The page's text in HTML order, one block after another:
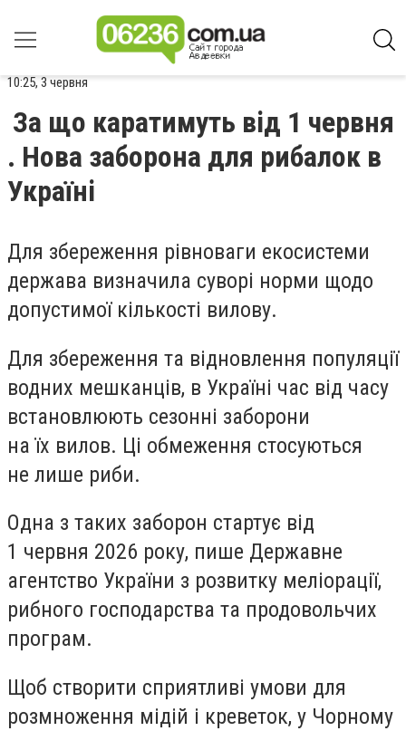
10:25, 3 червня
За що каратимуть від 1 червня
. Нова заборона для рибалок в
Україні
Для збереження рівноваги екосистеми
держава визначила суворі норми щодо
допустимої кількості вилову.
Для збереження та відновлення популяції
водних мешканців, в Україні час від часу
встановлюють сезонні заборони
на їх вилов. Ці обмеження стосуються
не лише риби.
Одна з таких заборон стартує від
1 червня 2026 року, пише Державне
агентство України з розвитку меліорації,
рибного господарства та продовольчих
програм.
Щоб створити сприятливі умови для
розмноження мідій і креветок, у Чорному